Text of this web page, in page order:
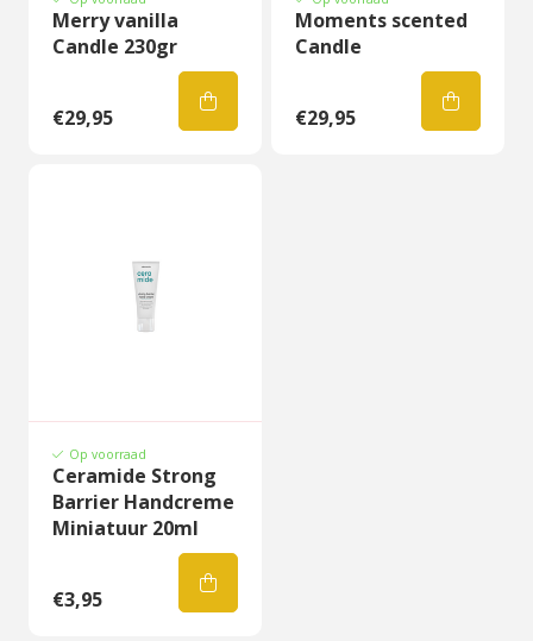
Merry vanilla
Candle 230gr
€29,95
Moments scented
Candle
€29,95
Op voorraad
Ceramide Strong
Barrier Handcreme
Miniatuur 20ml
€3,95